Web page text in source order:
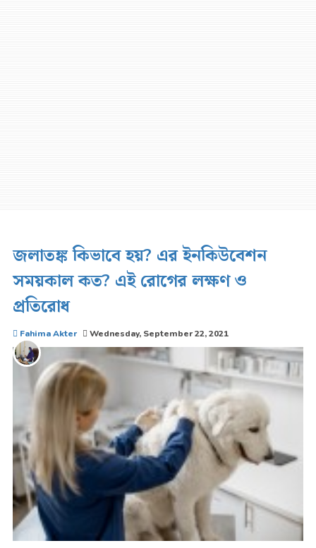
জলাতঙ্ক কিভাবে হয়? এর ইনকিউবেশন
সময়কাল কত? এই রোগের লক্ষণ ও
প্রতিরোধ
Fahima Akter Wednesday, September 22, 2021